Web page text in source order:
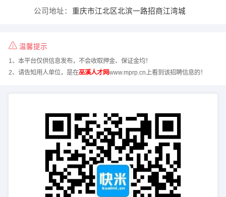
公司地址： 重庆市江北区北滨一路招商江湾城
温馨提示
1、本平台仅供信息发布，不会收取押金、保证金均！
2、请告知用人单位，是在巫溪人才网www.mprp.cn上看到该招聘信息的！